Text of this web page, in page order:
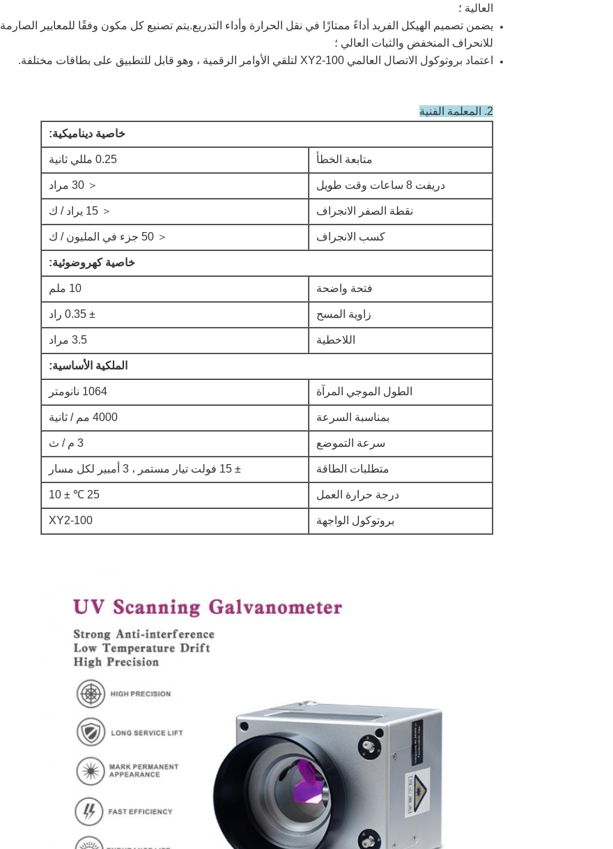
العالية ؛
يضمن تصميم الهيكل الفريد أداءً ممتازًا في نقل الحرارة وأداء التدريع.يتم تصنيع كل مكون وفقًا للمعايير الصارمة
للانحراف المنخفض والثبات العالي ؛
اعتماد بروتوكول الاتصال العالمي XY2-100 لتلقي الأوامر الرقمية ، وهو قابل للتطبيق على بطاقات مختلفة.
2. المعلمة الفنية
خاصية ديناميكية:
متابعة الخطأ 0.25 مللي ثانية
دريفت 8 ساعات وقت طويل ＜ 30 مراد
نقطة الصفر الانجراف ＜ 15 يراد / ك
كسب الانجراف ＜ 50 جزء في المليون / ك
خاصية كهروضوئية:
فتحة واضحة 10 ملم
زاوية المسح ± 0.35 راد
اللاخطية 3.5 مراد
الملكية الأساسية:
الطول الموجي المرآة 1064 نانومتر
بمناسبة السرعة 4000 مم / ثانية
سرعة التموضع 3 م / ث
متطلبات الطاقة ± 15 فولت تيار مستمر ، 3 أمبير لكل مسار
درجة حرارة العمل 25 ℃ ± 10
بروتوكول الواجهة XY2-100